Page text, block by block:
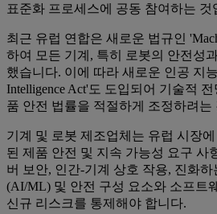
표준화 프로세스에 공동 참여하는 것
최근 유럽 연합은 새로운 법규인
하여 모든 기계, 특히 로봇의 안전성
했습니다. 이에 따라 새로운 인공 지
Intelligence Act'도 도입되어 기술적
품 안전 법률을 적절하게 조정하려는
기계 및 로봇 제조업체는 유럽 시장
된 제품 안전 및 지속 가능성 요구 사
버 보안, 인간-기계 상호 작용, 진화하
(AI/ML) 및 안전 구성 요소와 소프트
신규 리스크를 통제해야 합니다.